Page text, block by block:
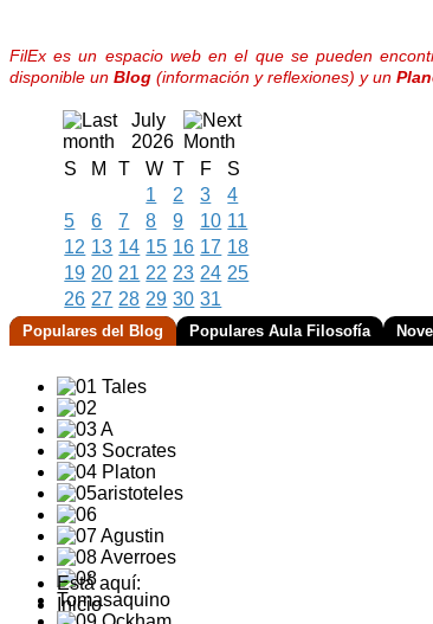
FilEx es un espacio web en el que se pueden
disponible un Blog (información y reflexiones) y un
July
2026
S
M T W T F
S
1
2 3
4
5
6 7 8 9 10 11
12 13 14 15 16 17 18
19 20 21 22 23 24 25
26 27 28 29 30 31
Populares del Blog Populares Aula Filosofía
Está aquí:
Inicio